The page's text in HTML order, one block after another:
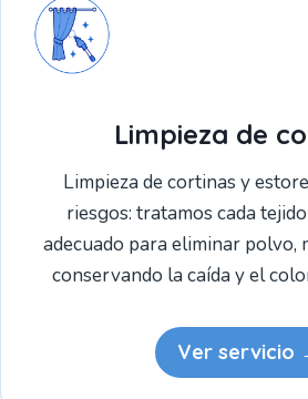
Limpieza de
Limpieza de cortinas y
riesgos: tratamos cada
adecuado para eliminar polvo,
conservando la caída y el
Ver servicio